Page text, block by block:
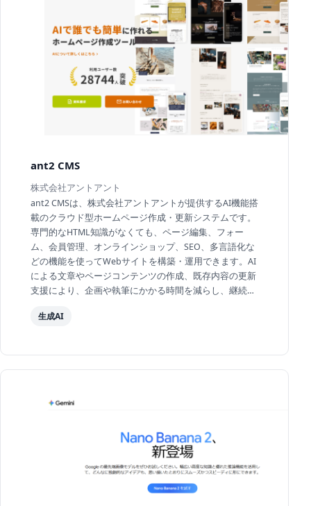
ant2 CMS
株式会社アントアント
ant2 CMSは、株式会社アントアントが提供するAI機能搭
載のクラウド型ホームページ作成・更新システムです。
専門的なHTML知識がなくても、ページ編集、フォー
ム、会員管理、オンラインショップ、SEO、多言語化な
どの機能を使ってWebサイトを構築・運用できます。AI
による文章やページコンテンツの作成、既存内容の更新
支援により、企画や執筆にかかる時間を減らし、継続的
含む...
生成AI